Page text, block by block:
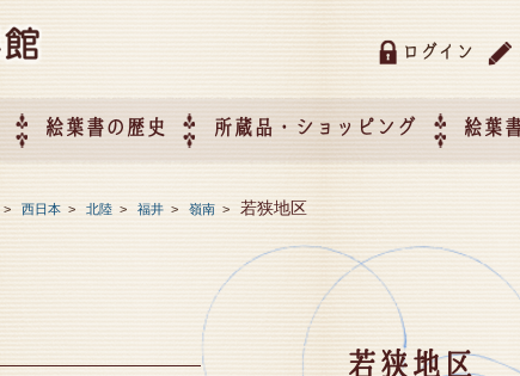
ログイン
絵葉書の歴史 所蔵品・ショッピング 絵葉
> 西日本 > 北陸 > 福井 > 嶺南 > 若狭地区
若狭地区